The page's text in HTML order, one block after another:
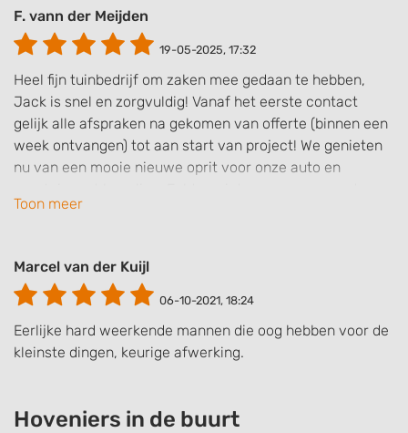
F. vann der Meijden
19-05-2025, 17:32
Heel fijn tuinbedrijf om zaken mee gedaan te hebben,
Jack is snel en zorgvuldig! Vanaf het eerste contact
gelijk alle afspraken na gekomen van offerte (binnen een
week ontvangen) tot aan start van project! We genieten
nu van een mooie nieuwe oprit voor onze auto en
voor iedereen die opzoek is naar een tuin- en
Toon meer
Marcel van der Kuijl
06-10-2021, 18:24
Eerlijke hard weerkende mannen die oog hebben voor de
kleinste dingen, keurige afwerking.
Hoveniers in de buurt